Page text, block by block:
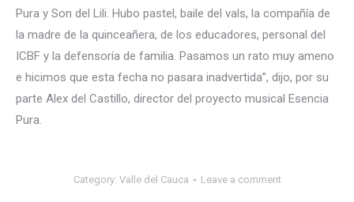
Pura y Son del Lili. Hubo pastel, baile del vals, la compañía de
la madre de la quinceañera, de los educadores, personal del
ICBF y la defensoría de familia. Pasamos un rato muy ameno
e hicimos que esta fecha no pasara inadvertida”, dijo, por su
parte Alex del Castillo, director del proyecto musical Esencia
Pura.
Category: Valle del Cauca Leave a comment